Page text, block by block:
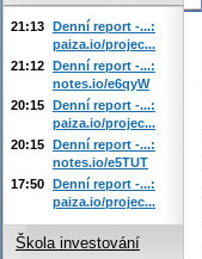
21:13 Denní report -...:
paiza.io/projec...
21:12 Denní report -...:
notes.io/e6qyW
20:15 Denní report -...:
paiza.io/projec...
20:15 Denní report -...:
notes.io/e5TUT
17:50 Denní report -...:
paiza.io/projec...
Škola investování